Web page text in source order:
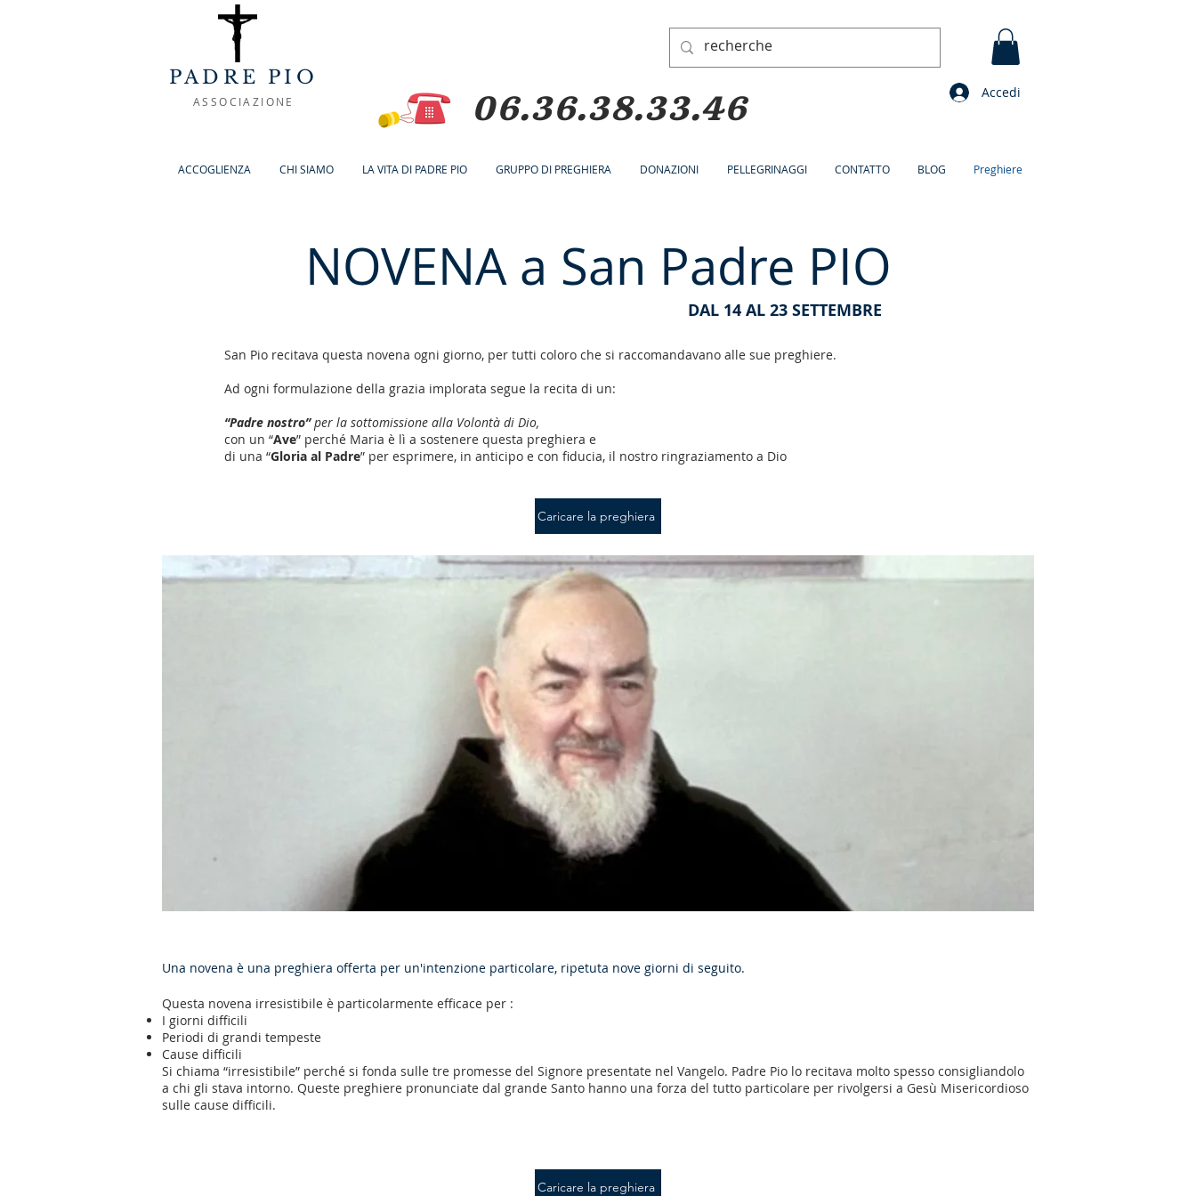
PADRE PIO
ASSOCIAZIONE 06.36.38.33.46 Accedi
ACCOGLIENZA CHI SIAMO LA VITA DI PADRE PIO GRUPPO DI PREGHIERA DONAZIONI PELLEGRINAGGI CONTATTO BLOG Preghiere
NOVENA a San Padre PIO
DAL 14 AL 23 SETTEMBRE
San Pio recitava questa novena ogni giorno, per tutti coloro che si raccomandavano alle sue preghiere.
Ad ogni formulazione della grazia implorata segue la recita di un:
“Padre nostro”per la sottomissione alla Volontà di Dio,
con un “Ave” perché Maria è lì a sostenere questa preghiera e
di una “Gloria al Padre” per esprimere, in anticipo e con fiducia, il nostro ringraziamento a Dio
Caricare la preghiera
Una novena è una preghiera offerta per un'intenzione particolare, ripetuta nove giorni di seguito.
Questa novena irresistibile è particolarmente efficace per :
I giorni difficili
Periodi di grandi tempeste
Cause difficili
Si chiama “irresistibile” perché si fonda sulle tre promesse del Signore presentate nel Vangelo. Padre Pio lo recitava molto spesso consigliandolo
a chi gli stava intorno. Queste preghiere pronunciate dal grande Santo hanno una forza del tutto particolare per rivolgersi a Gesù Misericordioso
sulle cause difficili.
Caricare la preghiera